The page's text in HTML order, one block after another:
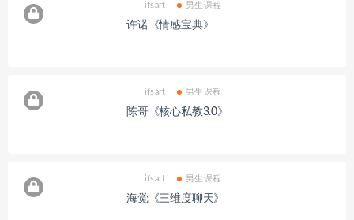
ifsart 男生课程
许诺《情感宝典》
ifsart 男生课程
陈哥《核心私教3.0》
ifsart 男生课程
海觉《三维度聊天》